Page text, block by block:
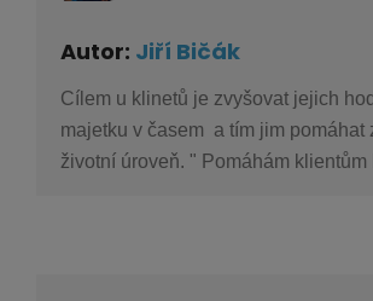
Autor: Jiří Bičák
Cílem u klinetů je zvyšovat jejich
majetku v časem a tím jim pomáhat
životní úroveň. " Pomáhám klientům